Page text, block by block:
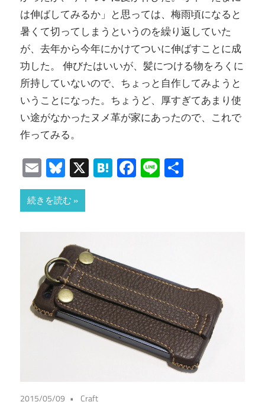
は伸ばしてみるか」と思っては、梅雨頃になると
暑くて切ってしまうというのを繰り返していた
が、去年から今年にかけてついに伸ばすことに成
功した。 伸びたはいいが、髪につける物をろくに
所持していないので、ちょっと自作してみようと
いうことになった。ちょうど、厚すぎてあまり使
い途がなかったヌメ革が家にあったので、これで
作ってみる。
EmailBluesky
X Hatena
Facebook
Line
続きを読む
2015/05/09 Craft